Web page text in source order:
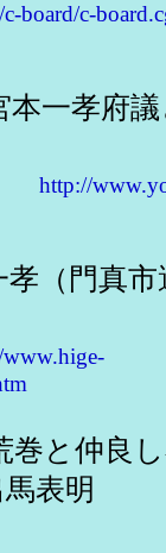
board/c-
一孝府議
http://
（門真市
と仲良
表明